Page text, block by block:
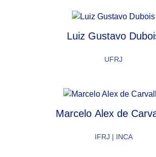
Luiz Gustavo
UFRJ
Marcelo Alex de
IFRJ | INCA